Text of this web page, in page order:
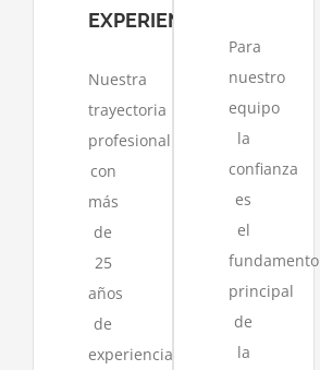
EXPERIENCIA
Nuestra
trayectoria
profesional
con
más
de
25
años
de
experiencia
Para
nuestro
equipo
la
confianza
es
el
fundamento
principal
de
la